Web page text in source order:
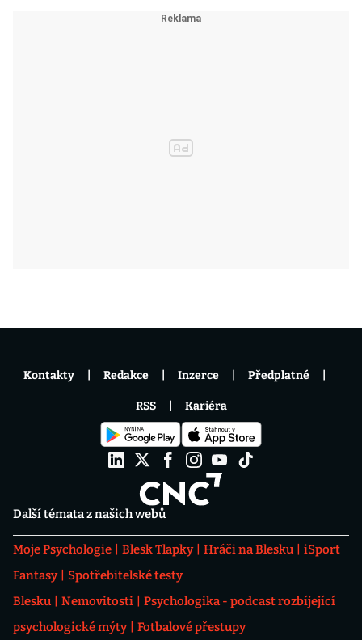
Další témata z našich webů
Moje Psychologie Blesk Tlapky Hráči na Blesku
iSport
Fantasy
Spotřebitelské testy
Blesku
Nemovitosti
Psychologika - podcast rozbíjející
psychologické mýty
Fotbalové přestupy
Kontakty Redakce Inzerce Předplatné
RSS Kariéra